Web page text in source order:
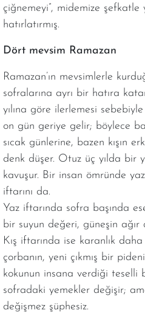
çiğnemeyi”, midemize şefkatle
hatırlatırmış.
Dört mevsim Ramazan
Ramazan’ın mevsimlerle
sofralarına ayrı bir hatıra
yılına göre ilerlemesi
on gün geriye gelir; böylece
sıcak günlerine, bazen kışın
denk düşer. Otuz üç yılda bir
kavuşur. Bir insan ömründe
iftarını da.
Yaz iftarında sofra başında
bir suyun değeri, güneşin ağır
Kış iftarında ise karanlık
çorbanın, yeni çıkmış bir
kokunun insana verdiği teselli
sofradaki yemekler değişir;
değişmez şüphesiz.